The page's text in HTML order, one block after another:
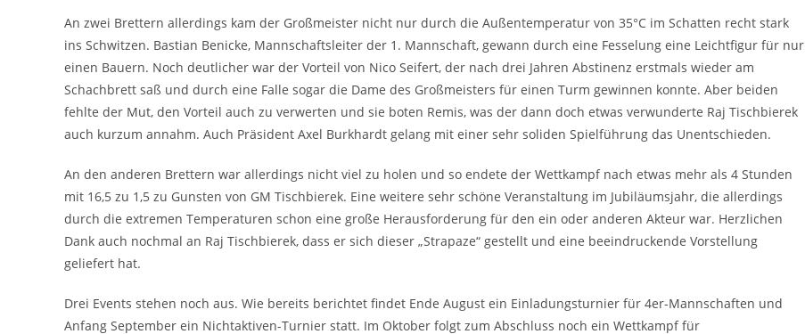
An zwei Brettern allerdings kam der Großmeister nicht nur durch die Außentemperatur von 35°C im Schatten recht stark
ins Schwitzen. Bastian Benicke, Mannschaftsleiter der 1. Mannschaft, gewann durch eine Fesselung eine Leichtfigur für nur
einen Bauern. Noch deutlicher war der Vorteil von Nico Seifert, der nach drei Jahren Abstinenz erstmals wieder am
Schachbrett saß und durch eine Falle sogar die Dame des Großmeisters für einen Turm gewinnen konnte. Aber beiden
fehlte der Mut, den Vorteil auch zu verwerten und sie boten Remis, was der dann doch etwas verwunderte Raj Tischbierek
auch kurzum annahm. Auch Präsident Axel Burkhardt gelang mit einer sehr soliden Spielführung das Unentschieden.
An den anderen Brettern war allerdings nicht viel zu holen und so endete der Wettkampf nach etwas mehr als 4 Stunden
mit 16,5 zu 1,5 zu Gunsten von GM Tischbierek. Eine weitere sehr schöne Veranstaltung im Jubiläumsjahr, die allerdings
durch die extremen Temperaturen schon eine große Herausforderung für den ein oder anderen Akteur war. Herzlichen
Dank auch nochmal an Raj Tischbierek, dass er sich dieser „Strapaze“ gestellt und eine beeindruckende Vorstellung
geliefert hat.
Drei Events stehen noch aus. Wie bereits berichtet findet Ende August ein Einladungsturnier für 4er-Mannschaften und
Anfang September ein Nichtaktiven-Turnier statt. Im Oktober folgt zum Abschluss noch ein Wettkampf für